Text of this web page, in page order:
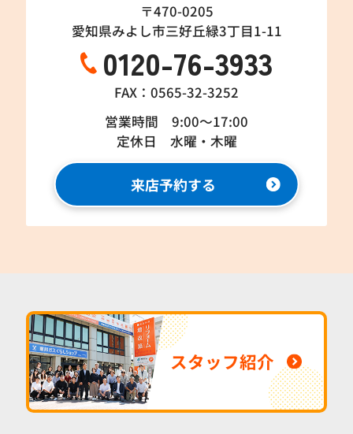
〒470-0205
愛知県みよし市三好丘緑3丁目1-11
0120-76-3933
FAX：0565-32-3252
営業時間 9:00～17:00
定休日 水曜・木曜
来店予約する
スタッフ紹介